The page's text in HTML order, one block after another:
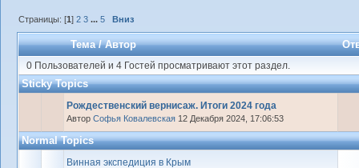
Страницы: [1]2 3 ...5 Вниз
Тема/Автор
0 Пользователей и 4 Гостей просматривают этот раздел.
Sticky Topics
Рождественский вернисаж. Итоги 2024 года
Автор Софья Ковалевская 12 Декабря 2024, 17:06:53
Normal Topics
Винная экспедиция в Крым